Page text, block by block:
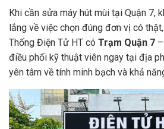
Khi cần sửa máy hút mùi tại Quận 7,
lắng về việc chọn đúng đơn vị có
Thống Điện Tử HT có Trạm Quận 7
điều phối kỹ thuật viên ngay tại địa
yên tâm về tính minh bạch và khả